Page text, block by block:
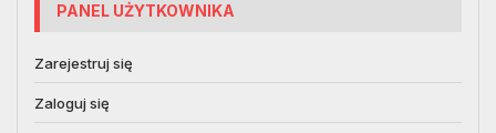
PANEL UŻYTKOWNIKA
Zarejestruj się
Zaloguj się